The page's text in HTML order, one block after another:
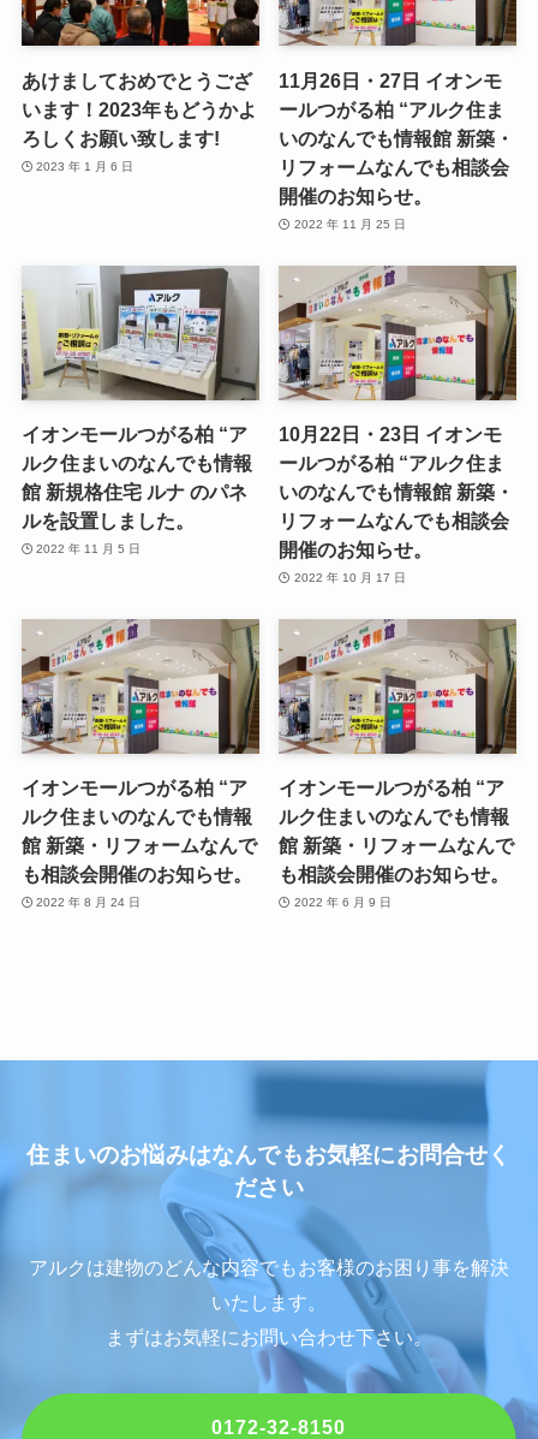
あけましておめでとうござ
います！2023年もどうかよ
ろしくお願い致します!
2023 年 1 月 6 日
11月26日・27日 イオンモ
ールつがる柏 “アルク住ま
いのなんでも情報館 新築・
リフォームなんでも相談会
開催のお知らせ。
2022 年 11 月 25 日
イオンモールつがる柏 “ア
ルク住まいのなんでも情報
館 新規格住宅 ルナ のパネ
ルを設置しました。
2022 年 11 月 5 日
10月22日・23日 イオンモ
ールつがる柏 “アルク住ま
いのなんでも情報館 新築・
リフォームなんでも相談会
開催のお知らせ。
2022 年 10 月 17 日
イオンモールつがる柏 “ア
ルク住まいのなんでも情報
館 新築・リフォームなんで
も相談会開催のお知らせ。
2022 年 8 月 24 日
イオンモールつがる柏 “ア
ルク住まいのなんでも情報
館 新築・リフォームなんで
も相談会開催のお知らせ。
2022 年 6 月 9 日
住まいのお悩みはなんでもお気軽にお問合せく
ださい
アルクは建物のどんな内容でもお客様のお困り事を解決
いたします。
まずはお気軽にお問い合わせ下さい。
0172-32-8150